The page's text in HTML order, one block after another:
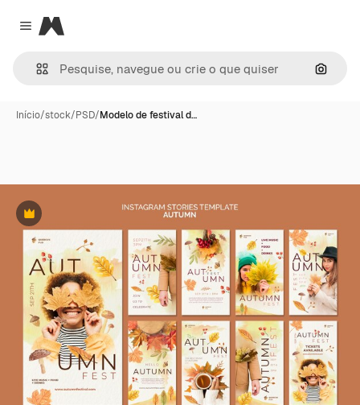
Close menu
Magnific
Início/stock/PSD/Modelo de festival d…
Premium